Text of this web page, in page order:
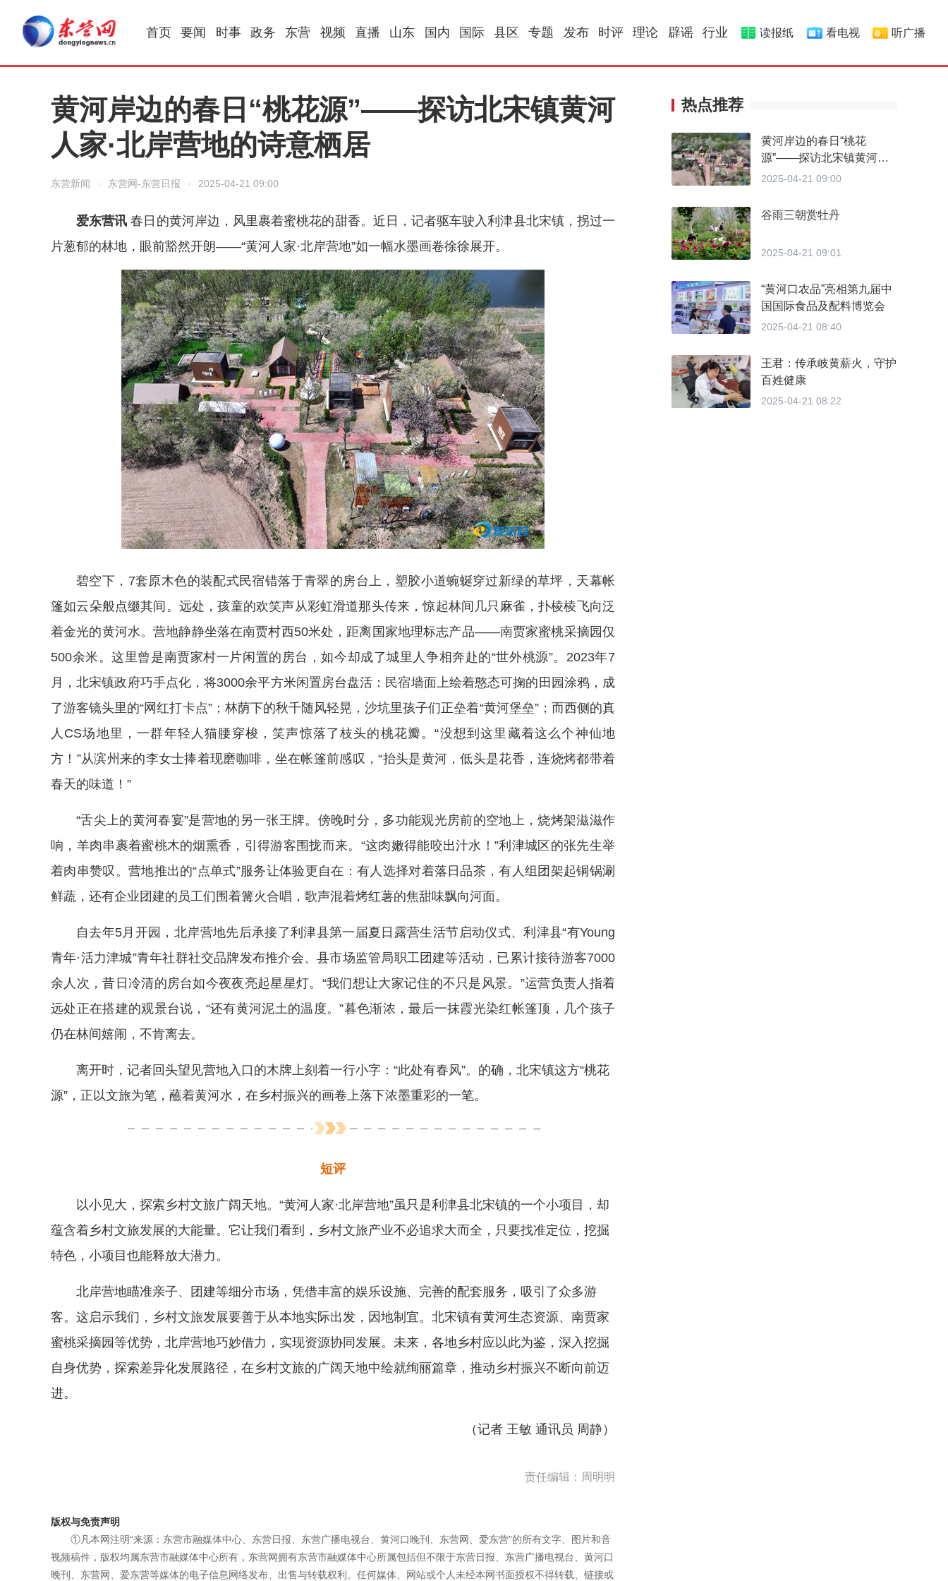
首页 要闻 时事 政务 东营 视频 直播 山东 国内 国际 县区 专题 发布 时评 理论 辟谣 行业 读报纸 看电视 听广播
黄河岸边的春日“桃花源”——探访北宋镇黄河
人家·北岸营地的诗意栖居
东营新闻 · 东营网-东营日报 · 2025-04-21 09:00
爱东营讯 春日的黄河岸边，风里裹着蜜桃花的甜香。近日，记者驱车驶入利津县北宋镇，拐过一
片葱郁的林地，眼前豁然开朗——“黄河人家·北岸营地”如一幅水墨画卷徐徐展开。
碧空下，7套原木色的装配式民宿错落于青翠的房台上，塑胶小道蜿蜒穿过新绿的草坪，天幕帐
篷如云朵般点缀其间。远处，孩童的欢笑声从彩虹滑道那头传来，惊起林间几只麻雀，扑棱棱飞向泛
着金光的黄河水。营地静静坐落在南贾村西50米处，距离国家地理标志产品——南贾家蜜桃采摘园仅
500余米。这里曾是南贾家村一片闲置的房台，如今却成了城里人争相奔赴的“世外桃源”。2023年7
月，北宋镇政府巧手点化，将3000余平方米闲置房台盘活：民宿墙面上绘着憨态可掬的田园涂鸦，成
了游客镜头里的“网红打卡点”；林荫下的秋千随风轻晃，沙坑里孩子们正垒着“黄河堡垒”；而西侧的真
人CS场地里，一群年轻人猫腰穿梭，笑声惊落了枝头的桃花瓣。“没想到这里藏着这么个神仙地
方！”从滨州来的李女士捧着现磨咖啡，坐在帐篷前感叹，“抬头是黄河，低头是花香，连烧烤都带着
春天的味道！”
“舌尖上的黄河春宴”是营地的另一张王牌。傍晚时分，多功能观光房前的空地上，烧烤架滋滋作
响，羊肉串裹着蜜桃木的烟熏香，引得游客围拢而来。“这肉嫩得能咬出汁水！”利津城区的张先生举
着肉串赞叹。营地推出的“点单式”服务让体验更自在：有人选择对着落日品茶，有人组团架起铜锅涮
鲜蔬，还有企业团建的员工们围着篝火合唱，歌声混着烤红薯的焦甜味飘向河面。
自去年5月开园，北岸营地先后承接了利津县第一届夏日露营生活节启动仪式、利津县“有Young
青年·活力津城”青年社群社交品牌发布推介会、县市场监管局职工团建等活动，已累计接待游客7000
余人次，昔日冷清的房台如今夜夜亮起星星灯。“我们想让大家记住的不只是风景。”运营负责人指着
远处正在搭建的观景台说，“还有黄河泥土的温度。”暮色渐浓，最后一抹霞光染红帐篷顶，几个孩子
仍在林间嬉闹，不肯离去。
离开时，记者回头望见营地入口的木牌上刻着一行小字：“此处有春风”。的确，北宋镇这方“桃花
源”，正以文旅为笔，蘸着黄河水，在乡村振兴的画卷上落下浓墨重彩的一笔。
短评
以小见大，探索乡村文旅广阔天地。“黄河人家·北岸营地”虽只是利津县北宋镇的一个小项目，却
蕴含着乡村文旅发展的大能量。它让我们看到，乡村文旅产业不必追求大而全，只要找准定位，挖掘
特色，小项目也能释放大潜力。
北岸营地瞄准亲子、团建等细分市场，凭借丰富的娱乐设施、完善的配套服务，吸引了众多游
客。这启示我们，乡村文旅发展要善于从本地实际出发，因地制宜。北宋镇有黄河生态资源、南贾家
蜜桃采摘园等优势，北岸营地巧妙借力，实现资源协同发展。未来，各地乡村应以此为鉴，深入挖掘
自身优势，探索差异化发展路径，在乡村文旅的广阔天地中绘就绚丽篇章，推动乡村振兴不断向前迈
进。
（记者 王敏 通讯员 周静）
责任编辑：周明明
版权与免责声明
①凡本网注明“来源：东营市融媒体中心、东营日报、东营广播电视台、黄河口晚刊、东营网、爱东营”的所有文字、图片和音
视频稿件，版权均属东营市融媒体中心所有，东营网拥有东营市融媒体中心所属包括但不限于东营日报、东营广播电视台、黄河口
晚刊、东营网、爱东营等媒体的电子信息网络发布、出售与转载权利。任何媒体、网站或个人未经本网书面授权不得转载、链接或
热点推荐
黄河岸边的春日“桃花
源”——探访北宋镇黄河人
家·北岸营地的诗意栖居
2025-04-21 09:00
谷雨三朝赏牡丹
2025-04-21 09:01
“黄河口农品”亮相第九届中
国国际食品及配料博览会
2025-04-21 08:40
王君：传承岐黄薪火，守护
百姓健康
2025-04-21 08:22